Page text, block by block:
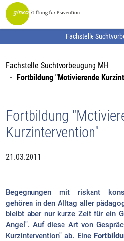
Fachstelle
Fachstelle Suchtvorbeugung MH
Fortbildung "Motivierende
Fortbildung
Kurzintervention"
21.03.2011
Begegnungen mit riskant
gehören in den Alltag aller
bleibt aber nur kurze Zeit für ein
Angel". Auf diese Art von
Kurzintervention" ab. Eine